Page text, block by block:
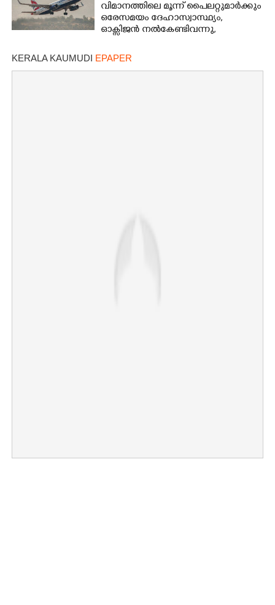
വിമാനത്തിലെ മൂന്ന് പൈലറ്റുമാർക്കും
ഒരേസമയം ദേഹാസ്വാസ്ഥ്യം,
ഓക്സിജൻ നൽകേണ്ടിവന്നു,​
KERALA KAUMUDI EPAPER